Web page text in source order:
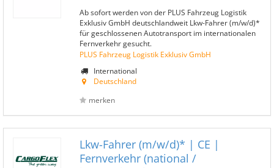
Ab sofort werden von der PLUS Fahrzeug Logistik
Exklusiv GmbH deutschlandweit Lkw-Fahrer (m/w/d)*
für geschlossenen Autotransport im internationalen
Fernverkehr gesucht.
PLUS Fahrzeug Logistik Exklusiv GmbH
International
Deutschland
merken
Lkw-Fahrer (m/w/d)* | CE |
Fernverkehr (national /